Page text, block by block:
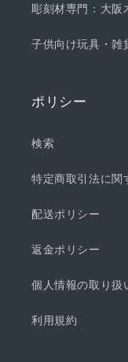
彫刻材専門：大阪
子供向け玩具・雑
ポリシー
検索
特定商取引法に関
配送ポリシー
返金ポリシー
個人情報の取り扱
利用規約